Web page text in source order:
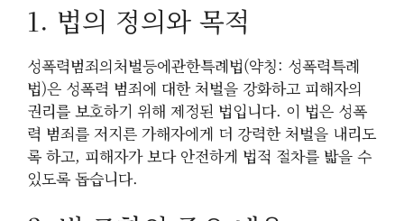
1. 법의 정의와 목적
성폭력범죄의처벌등에관한특례법(약칭: 성폭력특례
법)은 성폭력 범죄에 대한 처벌을 강화하고 피해자의
권리를 보호하기 위해 제정된 법입니다. 이 법은 성폭
력 범죄를 저지른 가해자에게 더 강력한 처벌을 내리도
록 하고, 피해자가 보다 안전하게 법적 절차를 밟을 수
있도록 돕습니다.